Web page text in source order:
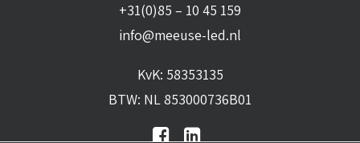
+31(0)85 – 10 45 159
info@meeuse-led.nl
KvK: 58353135
BTW: NL 853000736B01